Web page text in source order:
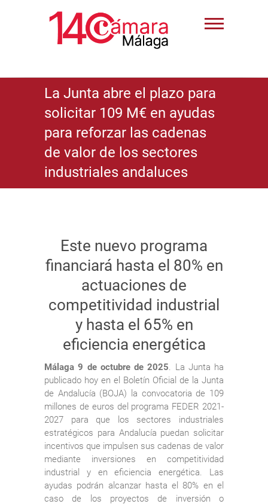
La Junta abre el plazo para
solicitar 109 M€ en ayudas
para reforzar las cadenas
de valor de los sectores
industriales andaluces
Este nuevo programa
financiará hasta el 80% en
actuaciones de
competitividad industrial
y hasta el 65% en
eficiencia energética
Málaga 9 de octubre de 2025. La Junta ha
publicado hoy en el Boletín Oficial de la Junta
de Andalucía (BOJA) la convocatoria de 109
millones de euros del programa FEDER 2021-
2027 para que los sectores industriales
estratégicos para Andalucía puedan solicitar
incentivos que impulsen sus cadenas de valor
mediante inversiones en competitividad
industrial y en eficiencia energética. Las
ayudas podrán alcanzar hasta el 80% en el
caso de los proyectos de inversión o